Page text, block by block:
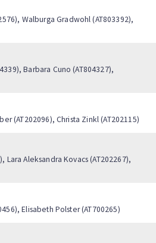
Walburga Gradwohl (AT803392),
Barbara Cuno (AT804327),
(AT202096), Christa Zinkl (AT202115)
Lara Aleksandra Kovacs (AT202267),
Elisabeth Polster (AT700265)